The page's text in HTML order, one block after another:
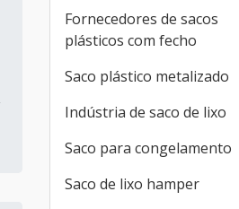
Fornecedores de sacos
plásticos com fecho
Saco plástico metalizado
Indústria de saco de lixo
Saco para congelamento
Saco de lixo hamper